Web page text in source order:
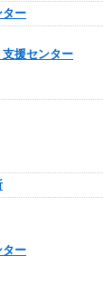
ター
援センター
ター